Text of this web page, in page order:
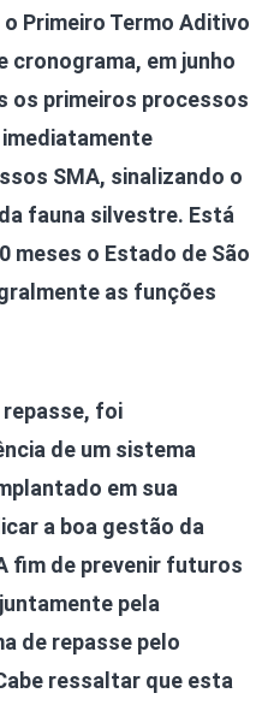
Primeiro Termo Aditivo
cronograma, em junho
os primeiros processos
imediatamente
SMA, sinalizando o
fauna silvestre. Está
meses o Estado de São
as funções
repasse, foi
de um sistema
em sua
a boa gestão da
fim de prevenir futuros
pela
de repasse pelo
ressaltar que esta